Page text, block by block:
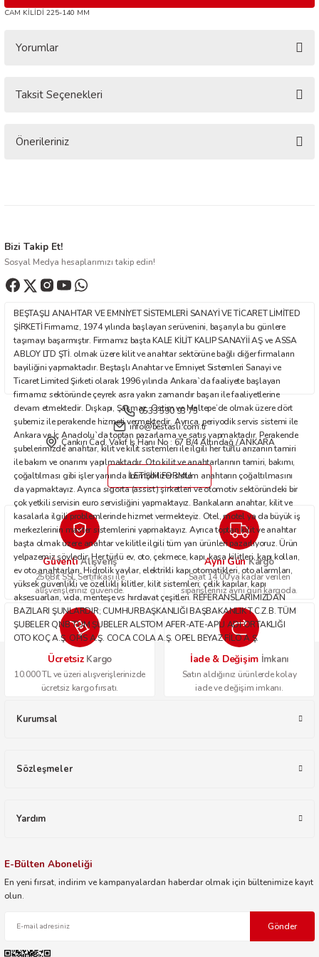
CAM KİLİDİ 225-140 MM
Yorumlar
Bu ürüne ilk yorumu siz yapın!
Taksit Seçenekleri
Önerileriniz
Ürün resmi kalitesiz, bozuk veya görüntülenemiyor.
Ürün açıklamasında eksik bilgiler bulunuyor.
Ürün bilgilerinde hatalar bulunuyor.
Bu ürüne benzer farklı alternatifler olmalı.
Gönder
Bizi Takip Et!
Sosyal Medya hesaplarımızı takip edin!
BEŞTAŞLI ANAHTAR VE EMNİYET SİSTEMLERİ SANAYİ VE TİCARET LİMİTED
ŞİRKETİ Firmamız, 1974 yılında başlayan serüvenini, başarıyla bu günlere
taşımayı başarmıştır. Firmamız başta KALE KİLİT KALIP SANAYİİ AŞ ve ASSA
ABLOY LTD ŞTİ. olmak üzere kilit ve anahtar sektörüne bağlı diğer firmaların
bayiliğini yapmaktadır. Beştaşlı Anahtar ve Emniyet Sistemleri Sanayi ve
Ticaret Limited Şirketi olarak 1996 yılında Ankara`da faaliyete başlayan
firmamız sektöründe çeyrek asra yakın zamandır başarı ile faaliyetlerine
devam etmektedir. Dışkapı, Şaşmaz, Ostim ve Maltepe’de olmak üzere dört
şubemiz ile perakende hizmeti vermektedir. Ayrıca, periyodik servis sistemi ile
Ankara ve İç Anadolu`da toptan pazarlama ve satış yapmaktadır. Perakende
şubelerimizde anahtar, kilit ve kilit sistemleri ile ilgili her türlü arızanın tamiri
ile bakım ve onarımı yapılmaktadır. Oto kilit ve anahtarlarının tamiri, bakımı,
çoğaltılması gibi işler yanında immobilizer sistem anahtarın çoğaltılmasını
da yapmaktayız. Ayrıca sigorta (assist) şirketleri ve otomotiv sektöründeki bir
çok yetkili servisin euro servisliğini yapmaktayız. Bankaların anahtar, kilit ve
kasalarla ilgili problemlerinde hizmet vermekteyiz. Otel, motel ya da büyük iş
merkezlerinin master sistemlerini yapmaktayız. Ayrıca toptan kilit ve anahtar
başta olmak üzere anahtar ve kilitle ilgili tüm yan ürünleri pazarlıyoruz. Ürün
yelpazemiz şöyledir: Her türlü ev, oto, çekmece, kapı, kasa kilitleri, kapı kolları,
ev oto anahtarları. Hidrolik yaylar, elektrikli kapı otomatikleri, oto alarmları,
yüksek güvenlikli ve özellikli kilitler, kilit sistemleri; çelik kapılar, kapı
aksesuarları, vida, menteşe vs hırdavat çeşitleri. REFERANSLARIMIZDAN
BAZILARI ŞUNLARDIR; CUMHURBAŞKANLIĞI BAŞBAKANLIK T.C.Z.B. TÜM
ŞUBELER QNB TÜM ŞUBELER ALSTOM AFER-ATE-APU ADİ ORTAKLIĞI
OTO KOÇ A.Ş. OPİS A.Ş. COCA COLA A.Ş. OPEL BEYAZ FİLO A.Ş.
0533 590 93 75
info@bestasli.com.tr
Çankırı Cad. Vakıf İş Hanı No : 67 B/4 Altındağ / ANKARA
İLETİŞİM FORMU
GüvenliAlışveriş
256Bit SSL Sertifikası ile
alışverişleriniz güvende.
Aynı GünKargo
Saat 14.00'ya kadar verilen
siparişleriniz aynı gün kargoda.
Ücretsiz Kargo
10.000 TL ve üzeri alışverişlerinizde
ücretsiz kargo fırsatı.
İade & Değişim İmkanı
Satın aldığınız ürünlerde kolay
iade ve değişim imkanı.
Kurumsal
Sözleşmeler
Yardım
E-Bülten Aboneliği
En yeni fırsat, indirim ve kampanyalardan haberdar olmak için bültenimize kayıt
olun.
Gönder